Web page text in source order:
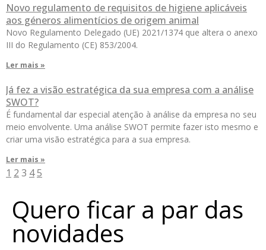
Novo regulamento de requisitos de higiene aplicáveis
aos géneros alimentícios de origem animal
Novo Regulamento Delegado (UE) 2021/1374 que altera o anexo
III do Regulamento (CE) 853/2004.
Ler mais »
Já fez a visão estratégica da sua empresa com a análise
SWOT?
É fundamental dar especial atenção à análise da empresa no seu
meio envolvente. Uma análise SWOT permite fazer isto mesmo e
criar uma visão estratégica para a sua empresa.
Ler mais »
1 2 3 45
Quero ficar a par das
novidades